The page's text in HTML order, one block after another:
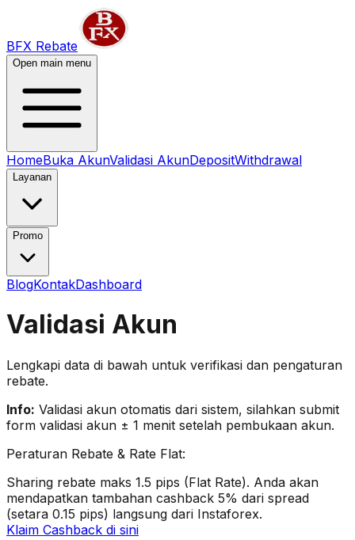
BFX Rebate
Open main menu
HomeBuka AkunValidasi AkunDepositWithdrawal
Layanan
Promo
BlogKontakDashboard
Validasi Akun
Lengkapi data di bawah untuk verifikasi dan pengaturan
rebate.
Info: Validasi akun otomatis dari sistem, silahkan submit
form validasi akun ± 1 menit setelah pembukaan akun.
Peraturan Rebate & Rate Flat:
Sharing rebate maks 1.5 pips (Flat Rate). Anda akan
mendapatkan tambahan cashback 5% dari spread
(setara 0.15 pips) langsung dari Instaforex.
Klaim Cashback di sini